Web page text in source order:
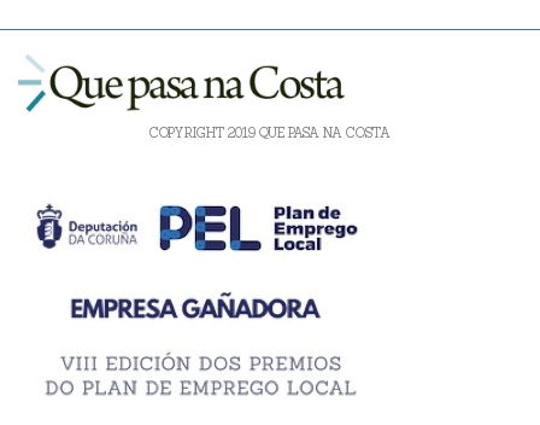
COPYRIGHT 2019 QUE PASA NA COSTA